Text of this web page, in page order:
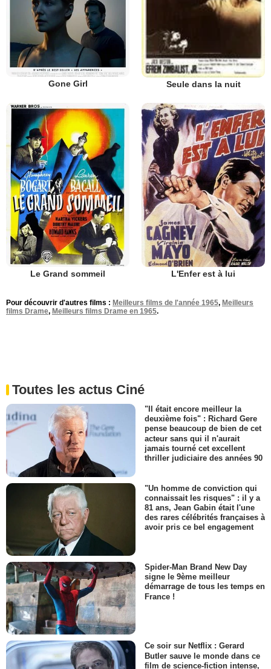
Gone Girl Seule dans la nuit
Le Grand sommeil L'Enfer est à lui
Pour découvrir d'autres films : Meilleurs films de l'année 1965, Meilleurs
films Drame, Meilleurs films Drame en 1965.
Toutes les actus Ciné
"Il était encore meilleur la
deuxième fois" : Richard Gere
pense beaucoup de bien de cet
acteur sans qui il n'aurait
jamais tourné cet excellent
thriller judiciaire des années 90
"Un homme de conviction qui
connaissait les risques" : il y a
81 ans, Jean Gabin était l'une
des rares célébrités françaises à
avoir pris ce bel engagement
Spider-Man Brand New Day
signe le 9ème meilleur
démarrage de tous les temps en
France !
Ce soir sur Netflix : Gerard
Butler sauve le monde dans ce
film de science-fiction intense,